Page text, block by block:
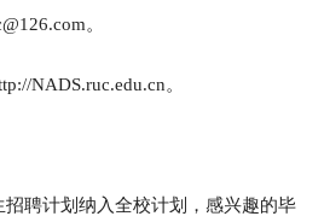
。
NADS.ruc.edu.cn。
招聘计划纳入全校计划，感兴趣的毕